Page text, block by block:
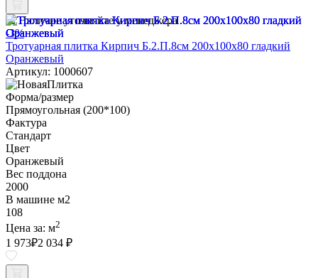
Наличие уточняйте у менеджера
-3%
Тротуарная плитка Кирпич Б.2.П.8см 200х100х80 гладкий
Оранжевый
Артикул: 1000607
Форма/размер
Прямоугольная (200*100)
Фактура
Стандарт
Цвет
Оранжевый
Вес поддона
2000
В машине м2
108
Цена за: м2
1 973₽2 034 ₽